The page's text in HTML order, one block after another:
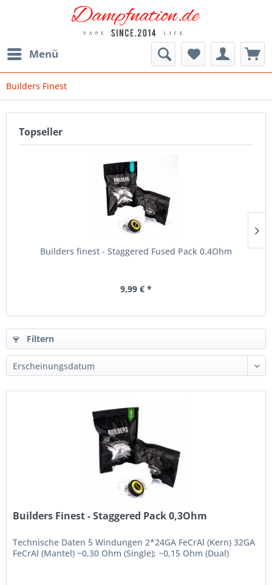
Menü
Builders Finest
Topseller
Builders finest - Staggered Fused Pack 0,4Ohm
9,99 € *
Filtern
Builders Finest - Staggered Pack 0,3Ohm
Technische Daten 5 Windungen 2*24GA FeCrAl (Kern) 32GA
FeCrAl (Mantel) ~0,30 Ohm (Single); ~0,15 Ohm (Dual)